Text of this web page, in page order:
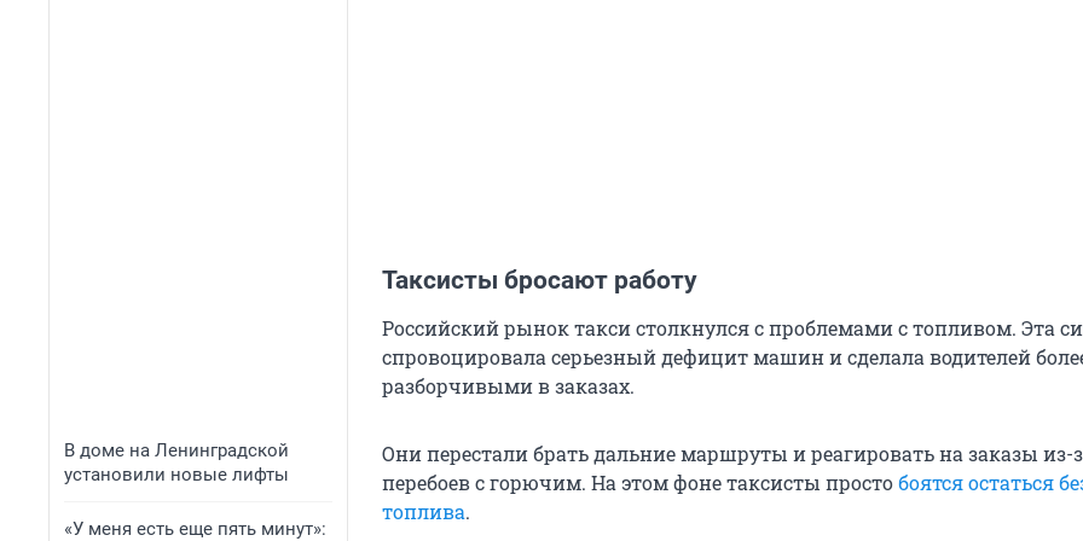
В доме на Ленинградской
установили новые лифты
«У меня есть еще пять минут»:
Таксисты бросают работу
Российский рынок такси столкнулся с проблемами с топливом. Эта
спровоцировала серьезный дефицит машин и сделала водителей
разборчивыми в заказах.
Они перестали брать дальние маршруты и реагировать на заказы из-
перебоев с горючим. На этом фоне таксисты простобоятся остаться
топлива.